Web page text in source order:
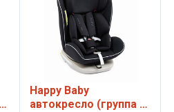
Happy Baby
автокресло (группа 0-